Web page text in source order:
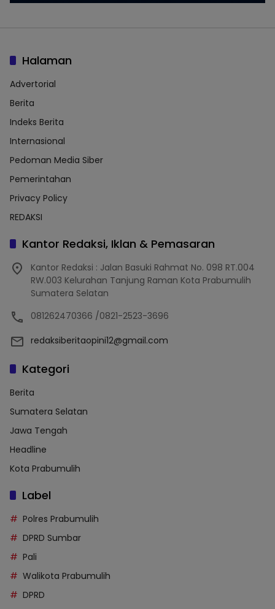
Halaman
Advertorial
Berita
Indeks Berita
Internasional
Pedoman Media Siber
Pemerintahan
Privacy Policy
REDAKSI
Kantor Redaksi, Iklan & Pemasaran
Kantor Redaksi : Jalan Basuki Rahmat No. 098 RT.004
RW.003 Kelurahan Tanjung Raman Kota Prabumulih
Sumatera Selatan
081262470366 /0821-2523-3696
redaksiberitaopini12@gmail.com
Kategori
Berita
Sumatera Selatan
Jawa Tengah
Headline
Kota Prabumulih
Label
Polres Prabumulih
DPRD Sumbar
Pali
Walikota Prabumulih
DPRD